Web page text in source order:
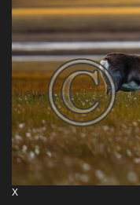
X